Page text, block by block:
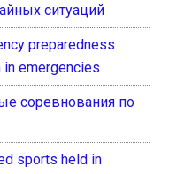
ситуаций
preparedness
in emergencies
соревнования по
sports held in